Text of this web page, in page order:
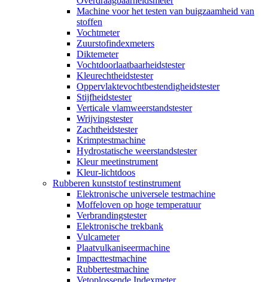
Machine voor het testen van buigzaamheid van
stoffen
Vochtmeter
Zuurstofindexmeters
Diktemeter
Vochtdoorlaatbaarheidstester
Kleurechtheidstester
Oppervlaktevochtbestendigheidstester
Stijfheidstester
Verticale vlamweerstandstester
Wrijvingstester
Zachtheidstester
Krimptestmachine
Hydrostatische weerstandstester
Kleur meetinstrument
Kleur-lichtdoos
Rubberen kunststof testinstrument
Elektronische universele testmachine
Moffeloven op hoge temperatuur
Verbrandingstester
Elektronische trekbank
Vulcameter
Plaatvulkaniseermachine
Impacttestmachine
Rubbertestmachine
Vetoplossende Indexmeter